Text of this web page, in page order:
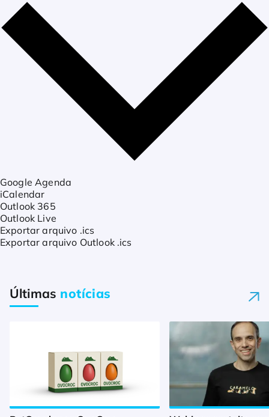
Google Agenda
iCalendar
Outlook 365
Outlook Live
Exportar arquivo .ics
Exportar arquivo Outlook .ics
Últimas notícias